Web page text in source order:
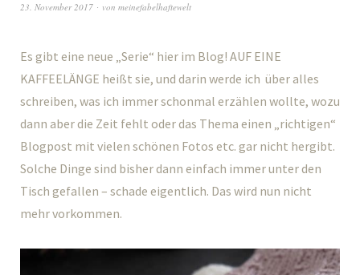
23. November 2017 von meinefabelhaftewelt
Es gibt eine neue „Serie“ hier im Blog! AUF EINE
KAFFEELÄNGE heißt sie, und darin werde ich über alles
schreiben, was ich immer schonmal erzählen wollte, wozu
dann aber die Zeit fehlt oder das Thema einen „richtigen“
Blogpost mit vielen schönen Fotos etc. gar nicht hergibt.
Solche Dinge sind bisher dann einfach immer unter den
Tisch gefallen – schade eigentlich. Das wird nun nicht
mehr vorkommen.